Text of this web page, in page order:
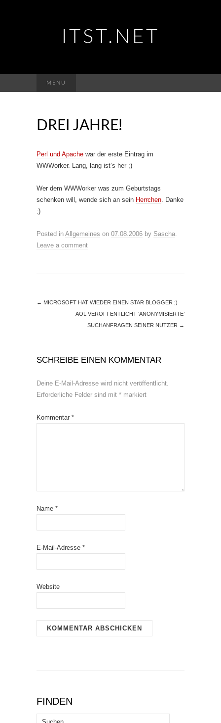
ITST.NET
MENU
nach:
DREI JAHRE!
Perl und Apache war der erste Eintrag im
WWWorker. Lang, lang ist’s her ;)
Wer dem WWWorker was zum Geburtstags
schenken will, wende sich an sein Herrchen. Danke
;)
Posted in Allgemeines on 07.08.2006 by Sascha.
Leave a comment
← MICROSOFT HAT WIEDER EINEN STAR BLOGGER ;)
AOL VERÖFFENTLICHT ‘ANONYMISIERTE’
SUCHANFRAGEN SEINER NUTZER →
SCHREIBE EINEN KOMMENTAR
Deine E-Mail-Adresse wird nicht veröffentlicht.
Erforderliche Felder sind mit * markiert
Kommentar *
Name *
E-Mail-Adresse *
Website
FINDEN
Suchen